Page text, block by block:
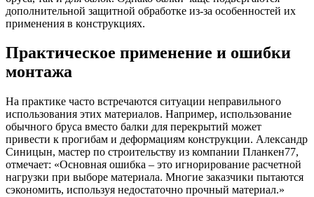
дополнительной защитной обработке из-за особенностей их
применения в конструкциях.
Практическое применение и ошибки
монтажа
На практике часто встречаются ситуации неправильного
использования этих материалов. Например, использование
обычного бруса вместо балки для перекрытий может
привести к прогибам и деформациям конструкции. Александр
Синицын, мастер по строительству из компании Планкен77,
отмечает: «Основная ошибка – это игнорирование расчетной
нагрузки при выборе материала. Многие заказчики пытаются
сэкономить, используя недостаточно прочный материал.»